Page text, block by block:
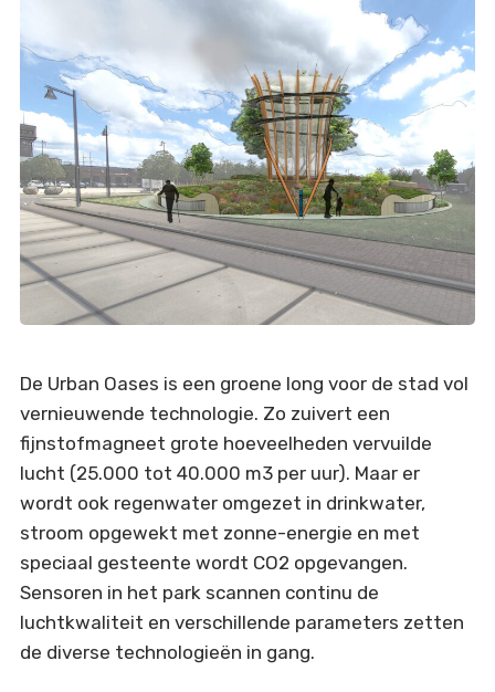
De Urban Oases is een groene long voor de stad vol
vernieuwende technologie. Zo zuivert een
fijnstofmagneet grote hoeveelheden vervuilde
lucht (25.000 tot 40.000 m3 per uur). Maar er
wordt ook regenwater omgezet in drinkwater,
stroom opgewekt met zonne-energie en met
speciaal gesteente wordt CO2 opgevangen.
Sensoren in het park scannen continu de
luchtkwaliteit en verschillende parameters zetten
de diverse technologieën in gang.